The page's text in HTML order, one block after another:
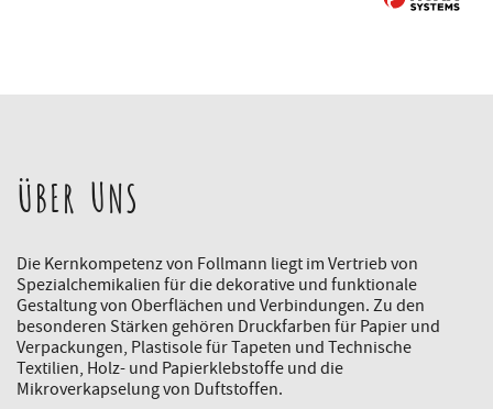
ÜBER UNS
Die Kernkompetenz von Follmann liegt im Vertrieb von
Spezialchemikalien für die dekorative und funktionale
Gestaltung von Oberflächen und Verbindungen. Zu den
besonderen Stärken gehören Druckfarben für Papier und
Verpackungen, Plastisole für Tapeten und Technische
Textilien, Holz- und Papierklebstoffe und die
Mikroverkapselung von Duftstoffen.